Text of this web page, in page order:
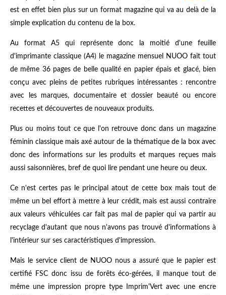
est en effet bien plus sur un format magazine qui va au delà de la
simple explication du contenu de la box.
Au format A5 qui représente donc la moitié d'une feuille
d'imprimante classique (A4) le magazine mensuel NUOO fait tout
de même 36 pages de belle qualité en papier épais et glacé, bien
conçu avec pleins de petites rubriques intéressantes : rencontre
avec les marques, documentaire et dossier beauté ou encore
recettes et découvertes de nouveaux produits.
Plus ou moins tout ce que l'on retrouve donc dans un magazine
féminin classique mais axé autour de la thématique de la box avec
donc des informations sur les produits et marques reçues mais
aussi saisonnières, bref de quoi lire pendant une heure ou deux.
Ce n'est certes pas le principal atout de cette box mais tout de
même un bel effort à mettre à leur crédit, mais est aussi contraire
aux valeurs véhiculées car fait pas mal de papier qui va partir au
recyclage d'autant que nous n'avons pas trouvé d'informations à
l'intérieur sur ses caractéristiques d'impression.
Mais le service client de NUOO nous a assuré que le papier est
certifié FSC donc issu de forêts éco-gérées, il manque tout de
même une impression propre type Imprim'Vert avec une encre